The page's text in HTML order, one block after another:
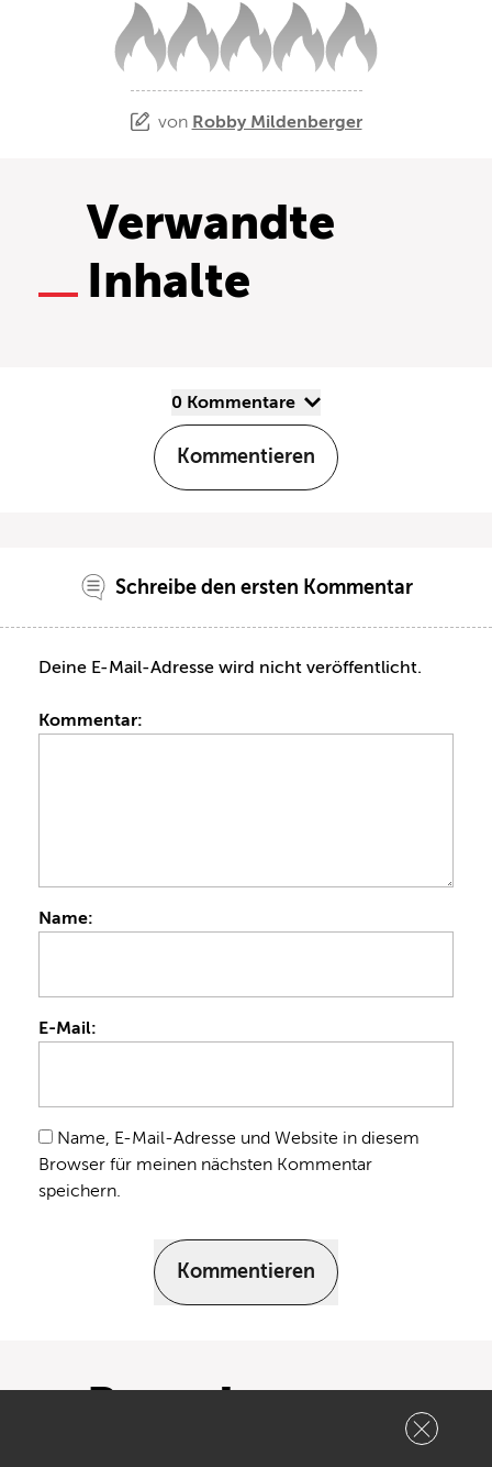
von Robby Mildenberger
Verwandte
Inhalte
0 Kommentare
Kommentieren
Schreibe den ersten Kommentar
Deine E-Mail-Adresse wird nicht veröffentlicht.
Kommentar:
Name:
E-Mail:
Name, E-Mail-Adresse und Website in diesem
Browser für meinen nächsten Kommentar
speichern.
Kommentieren
Bonedo